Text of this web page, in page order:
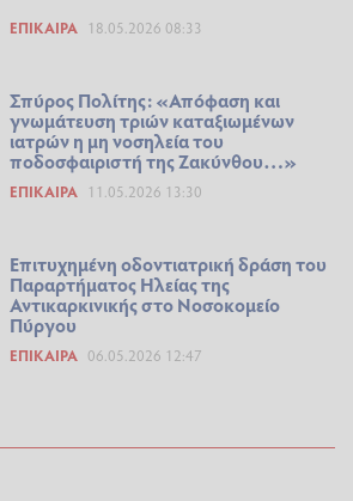
ΕΠΊΚΑΙΡΑ 18.05.2026 08:33
Σπύρος Πολίτης: «Απόφαση και
γνωμάτευση τριών καταξιωμένων
ιατρών η μη νοσηλεία του
ποδοσφαιριστή της Ζακύνθου…»
ΕΠΊΚΑΙΡΑ 11.05.2026 13:30
Επιτυχημένη οδοντιατρική δράση του
Παραρτήματος Ηλείας της
Αντικαρκινικής στο Νοσοκομείο
Πύργου
ΕΠΊΚΑΙΡΑ 06.05.2026 12:47